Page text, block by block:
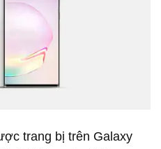
trang bị trên Galaxy